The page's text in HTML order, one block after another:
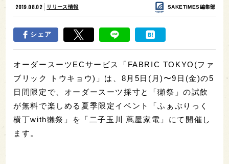
2019.08.02 リリース情報 SAKETIMES編集部
シェア
オーダースーツECサービス「FABRIC TOKYO(ファ
ブリック トウキョウ)」は、8月5日(月)〜9日(金)の5
日間限定で、オーダースーツ採寸と「獺祭」の試飲
が無料で楽しめる夏季限定イベント「ふぁぶりっく
横丁with獺祭」を「二子玉川 蔦屋家電」にて開催し
ます。